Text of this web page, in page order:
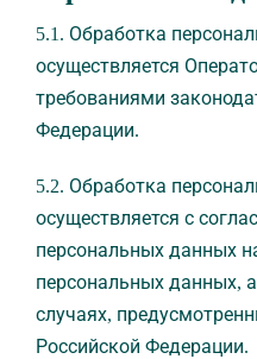
5.1. Обработка
осуществляется
требованиями
Федерации.
5.2. Обработка
осуществляется с
персональных данных
персональных данных,
случаях,
Российской Федерации.